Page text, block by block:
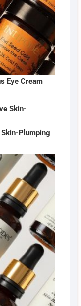
Eye Cream
Plumping